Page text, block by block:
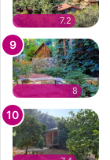
7.2
8